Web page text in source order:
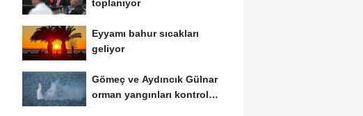
toplanıyor
Eyyamı bahur sıcakları
geliyor
Gömeç ve Aydıncık Gülnar
orman yangınları kontrol